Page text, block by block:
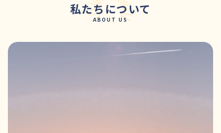
私たちについて
ABOUT US